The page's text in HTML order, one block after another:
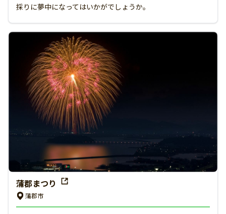
採りに夢中になってはいかがでしょうか。
蒲郡まつり
蒲郡市